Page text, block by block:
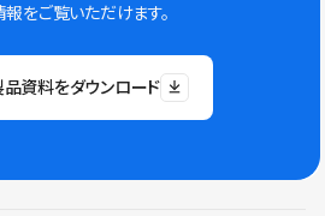
をご覧いただけます。
品資料をダウンロード